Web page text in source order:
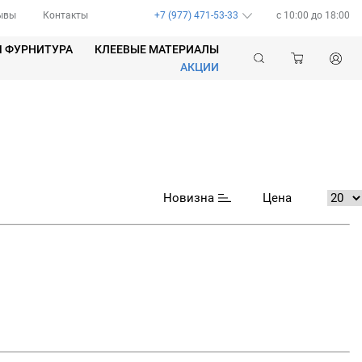
Контакты +7 (977) 471-53-33 c 10:00 до 18:00
ФУРНИТУРА
КЛЕЕВЫЕ МАТЕРИАЛЫ
АКЦИИ
Новизна Цена